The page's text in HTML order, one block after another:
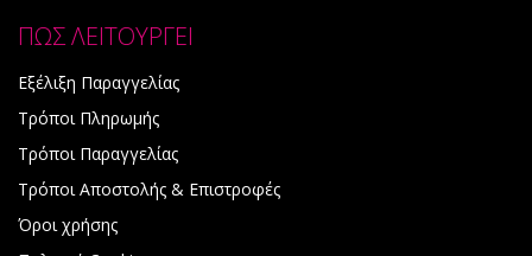
ΠΩΣ ΛΕΙΤΟΥΡΓΕΙ
Εξέλιξη Παραγγελίας
Τρόποι Πληρωμής
Τρόποι Παραγγελίας
Τρόποι Αποστολής & Επιστροφές
Όροι χρήσης